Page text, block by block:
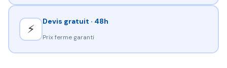
⚡
Devis gratuit · 48h
Prix ferme garanti